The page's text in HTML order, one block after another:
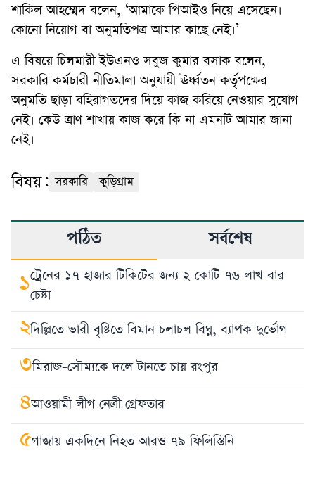
শাকিল আহম্মেদ বলেন, ‘আমাকে পিআইও নিয়ে এসেছেন।
কোনো নিয়োগ বা অনুমতিপত্র আমার কাছে নেই।’
এ বিষয়ে চিলমারী ইউএনও সবুজ কুমার বসাক বলেন,
সরকারি কর্মচারী নীতিমালা অনুযায়ী ঊর্ধ্বতন কর্তৃপক্ষের
অনুমতি ছাড়া বহিরাগতদের দিয়ে কাজ করিয়ে নেওয়ার সুযোগ
নেই। কেউ ত্রাণ শাখায় কাজ করে কি না এমনটি আমার জানা
নেই।
বিষয়: সরকারি কুড়িগ্রাম
পঠিত সর্বশেষ
১ট্রেনের ১৭ হাজার টিকিটের জন্য ২ কোটি ৭৬ লাখ বার
চেষ্টা
২দিল্লিতে ভারী বৃষ্টিতে বিমান চলাচল বিঘ্ন, ব্যাপক দুর্ভোগ
৩মিরাজ-সৌম্যকে দলে টানতে চায় রংপুর
৪আওয়ামী লীগ নেত্রী গ্রেফতার
৫গাজায় একদিনে নিহত আরও ৭৯ ফিলিস্তিনি